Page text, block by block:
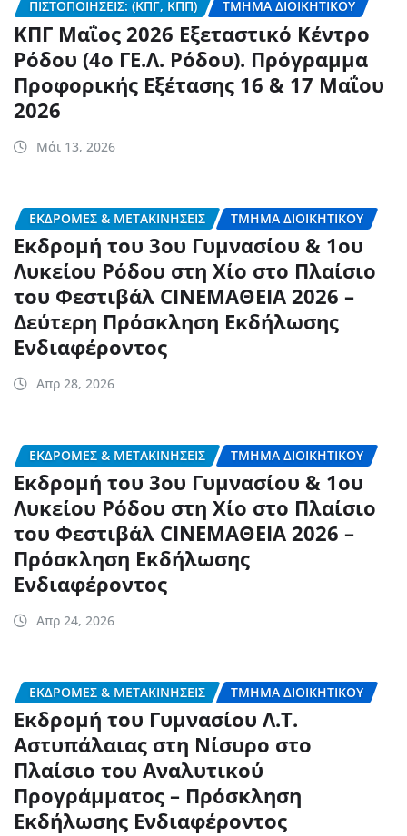
ΠΙΣΤΟΠΟΙΉΣΕΙΣ: (ΚΠΓ, ΚΠΠ) ΤΜΉΜΑ ΔΙΟΙΚΗΤΙΚΟΎ
ΚΠΓ Μαΐος 2026 Εξεταστικό Κέντρο
Ρόδου (4ο ΓΕ.Λ. Ρόδου). Πρόγραμμα
Προφορικής Εξέτασης 16 & 17 Μαΐου
2026
Μάι 13, 2026
ΕΚΔΡΟΜΈΣ & ΜΕΤΑΚΙΝΉΣΕΙΣ ΤΜΉΜΑ ΔΙΟΙΚΗΤΙΚΟΎ
Εκδρομή του 3ου Γυμνασίου & 1ου
Λυκείου Ρόδου στη Χίο στο Πλαίσιο
του Φεστιβάλ CINEΜΑΘΕΙΑ 2026 –
Δεύτερη Πρόσκληση Εκδήλωσης
Ενδιαφέροντος
Απρ 28, 2026
ΕΚΔΡΟΜΈΣ & ΜΕΤΑΚΙΝΉΣΕΙΣ ΤΜΉΜΑ ΔΙΟΙΚΗΤΙΚΟΎ
Εκδρομή του 3ου Γυμνασίου & 1ου
Λυκείου Ρόδου στη Χίο στο Πλαίσιο
του Φεστιβάλ CINEΜΑΘΕΙΑ 2026 –
Πρόσκληση Εκδήλωσης
Ενδιαφέροντος
Απρ 24, 2026
ΕΚΔΡΟΜΈΣ & ΜΕΤΑΚΙΝΉΣΕΙΣ ΤΜΉΜΑ ΔΙΟΙΚΗΤΙΚΟΎ
Εκδρομή του Γυμνασίου Λ.Τ.
Αστυπάλαιας στη Νίσυρο στο
Πλαίσιο του Αναλυτικού
Προγράμματος – Πρόσκληση
Εκδήλωσης Ενδιαφέροντος